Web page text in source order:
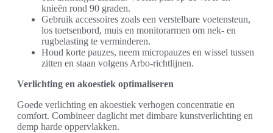
knieën rond 90 graden.
Gebruik accessoires zoals een verstelbare voetensteun,
los toetsenbord, muis en monitorarmen om nek- en
rugbelasting te verminderen.
Houd korte pauzes, neem micropauzes en wissel tussen
zitten en staan volgens Arbo-richtlijnen.
Verlichting en akoestiek optimaliseren
Goede verlichting en akoestiek verhogen concentratie en
comfort. Combineer daglicht met dimbare kunstverlichting en
demp harde oppervlakken.